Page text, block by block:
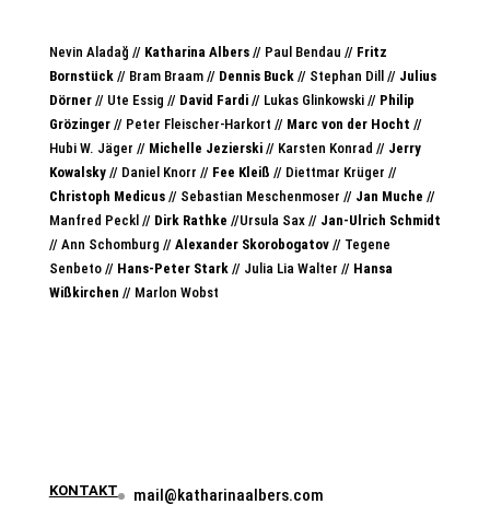
Nevin Aladağ // Katharina Albers// Paul Bendau // Fritz
Bornstück// Bram Braam // Dennis Buck// Stephan Dill // Julius
Dörner// Ute Essig // David Fardi// Lukas Glinkowski // Philip
Grözinger// Peter Fleischer-Harkort // Marc von der Hocht //
Hubi W. Jäger // Michelle Jezierski// Karsten Konrad // Jerry
Kowalsky// Daniel Knorr // Fee Kleiß // Diettmar Krüger //
Christoph Medicus// Sebastian Meschenmoser // Jan Muche //
Manfred Peckl // Dirk Rathke //Ursula Sax // Jan-Ulrich Schmidt
// Ann Schomburg // Alexander Skorobogatov// Tegene
Senbeto // Hans-Peter Stark// Julia Lia Walter // Hansa
Wißkirchen // Marlon Wobst
KONTAKT
mail@katharinaalbers.com